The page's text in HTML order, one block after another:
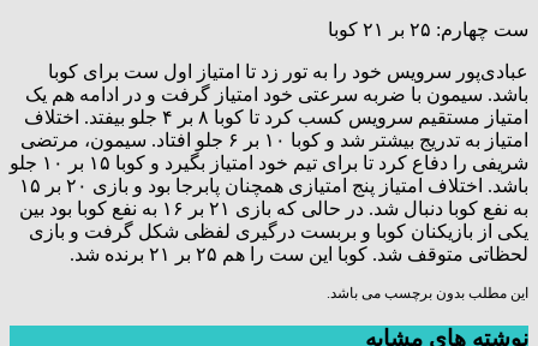
ست چهارم: ۲۵ بر ۲۱ کوبا
عبادی‌پور سرویس خود را به تور زد تا امتیاز اول ست برای کوبا
باشد. سیمون با ضربه سرعتی خود امتیاز گرفت و در ادامه هم یک
امتیاز مستقیم سرویس کسب کرد تا کوبا ۸ بر ۴ جلو بیفتد. اختلاف
امتیاز به تدریج بیشتر شد و کوبا ۱۰ بر ۶ جلو افتاد. سیمون، مرتضی
شریفی را دفاع کرد تا برای تیم خود امتیاز بگیرد و کوبا ۱۵ بر ۱۰ جلو
باشد. اختلاف امتیاز پنج امتیازی همچنان پابرجا بود و بازی ۲۰ بر ۱۵
به نفع کوبا دنبال شد. در حالی که بازی ۲۱ بر ۱۶ به نفع کوبا بود بین
یکی از بازیکنان کوبا و بربست درگیری لفظی شکل گرفت و بازی
لحظاتی متوقف شد. کوبا این ست را هم ۲۵ بر ۲۱ برنده شد.
این مطلب بدون برچسب می باشد.
نوشته های مشابه